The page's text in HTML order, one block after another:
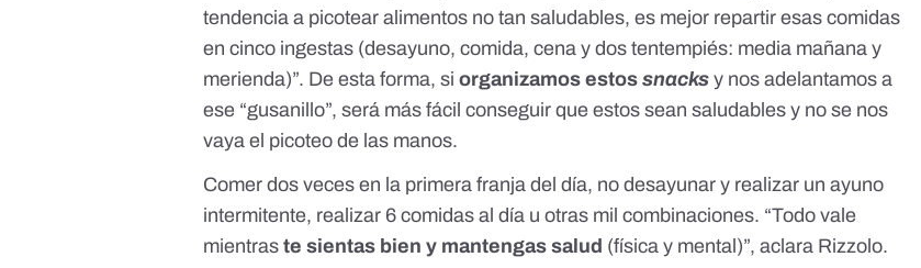
tendencia a picotear alimentos no tan saludables, es mejor repartir esas comidas
en cinco ingestas (desayuno, comida, cena y dos tentempiés: media mañana y
merienda)”. De esta forma, siorganizamos estossnacks y nos adelantamos a
ese “gusanillo”, será más fácil conseguir que estos sean saludables y no se nos
vaya el picoteo de las manos.
Comer dos veces en la primera franja del día, no desayunar y realizar un ayuno
intermitente, realizar 6 comidas al día u otras mil combinaciones. “Todo vale
mientraste sientas bien y mantengas salud (física y mental)”, aclara Rizzolo.